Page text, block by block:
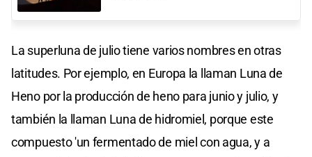
La superluna de julio tiene varios nombres en otras
latitudes. Por ejemplo, en Europa la llaman Luna de
Heno por la producción de heno para junio y julio, y
también la llaman Luna de hidromiel, porque este
compuesto 'un fermentado de miel con agua, y a